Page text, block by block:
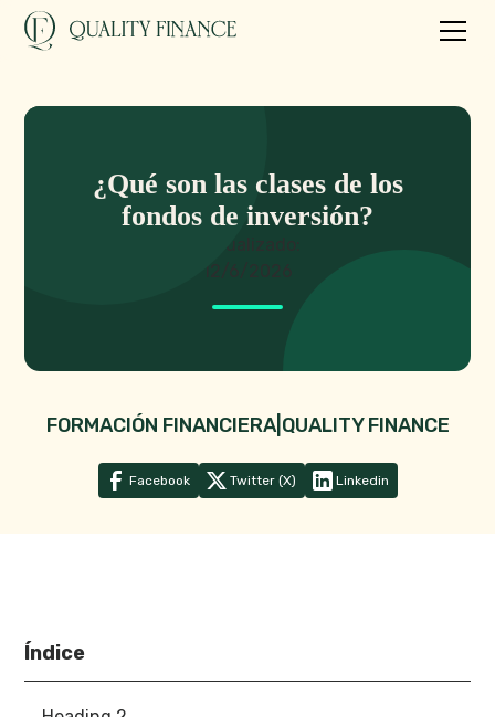
¿Qué son las clases de los
fondos de inversión?
Actualizado:
12/6/2026
FORMACIÓN FINANCIERA| QUALITY FINANCE
Facebook Twitter (X) Linkedin
Índice